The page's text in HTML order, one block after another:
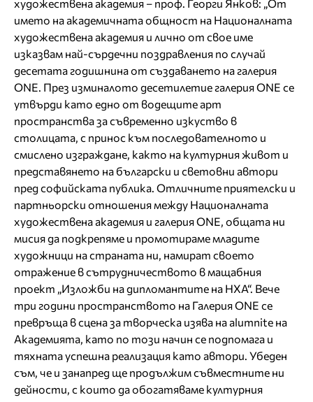
художествена академия – проф. Георги Янков: „От
името на академичната общност на Националната
художествена академия и лично от свое име
изказвам най-сърдечни поздравления по случай
десетата годишнина от създаването на галерия
ONE. През изминалото десетилетие галерия ONE се
утвърди като едно от водещите арт
пространства за съвременно изкуство в
столицата, с принос към последователното и
смислено изграждане, както на културния живот и
представянето на български и световни автори
пред софийската публика. Отличните приятелски и
партньорски отношения между Националната
художествена академия и галерия ONE, общата ни
мисия да подкрепяме и промотираме младите
художници на страната ни, намират своето
отражение в сътрудничеството в мащабния
проект „Изложби на дипломантите на НХА“. Вече
три години пространството на Галерия ONE се
превръща в сцена за творческа изява на alumnite на
Академията, като по този начин се подпомага и
тяхната успешна реализация като автори. Убеден
съм, че и занапред ще продължим съвместните ни
дейности, с които да обогатяваме културния